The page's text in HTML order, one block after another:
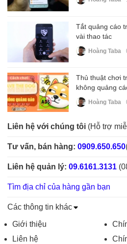
Tắt quảng cáo
vài thao tác
Hoàng Taba
Thủ thuật chơi
không quảng
Hoàng Taba
Liên hệ với chúng tôi (Hỗ trợ
Tư vấn, bán hàng: 0909.650.650
Liên hệ quản lý: 09.6161.3131
Tìm địa chỉ của hàng gần bạn
Các thông tin khác
Giới thiệu
Liên hệ